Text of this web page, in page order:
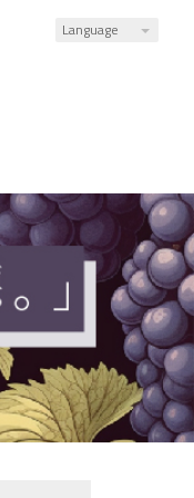
Language